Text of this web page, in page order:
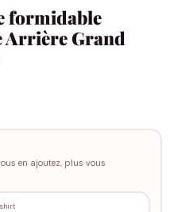
formidable
Arrière Grand
en ajoutez, plus vous